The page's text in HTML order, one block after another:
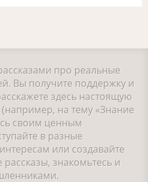
про реальные
Вы получите поддержку и
здесь настоящую
на тему «Знание
своим ценным
в разные
или создавайте
знакомьтесь и